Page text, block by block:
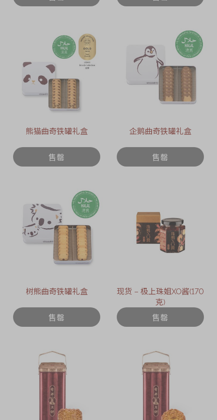
熊猫曲奇铁罐礼盒
售罄
企鹅曲奇铁罐礼盒
售罄
树熊曲奇铁罐礼盒
售罄
现货 – 极上珠姐XO酱(170
克)
售罄